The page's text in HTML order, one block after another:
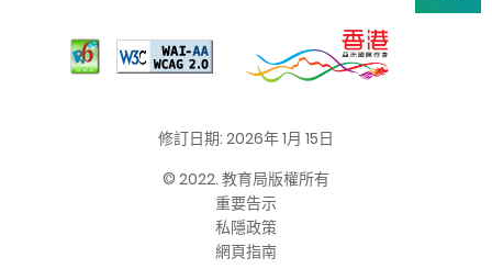
修訂日期: 2026年 1月 15日
© 2022. 教育局版權所有
重要告示
私隱政策
網頁指南